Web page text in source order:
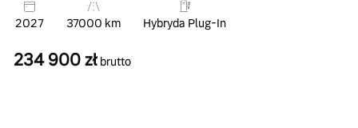
2027 37000 km Hybryda Plug-In
234 900 zł brutto